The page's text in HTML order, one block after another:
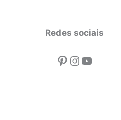
Redes sociais
Pinterest
Instagram
Youtube